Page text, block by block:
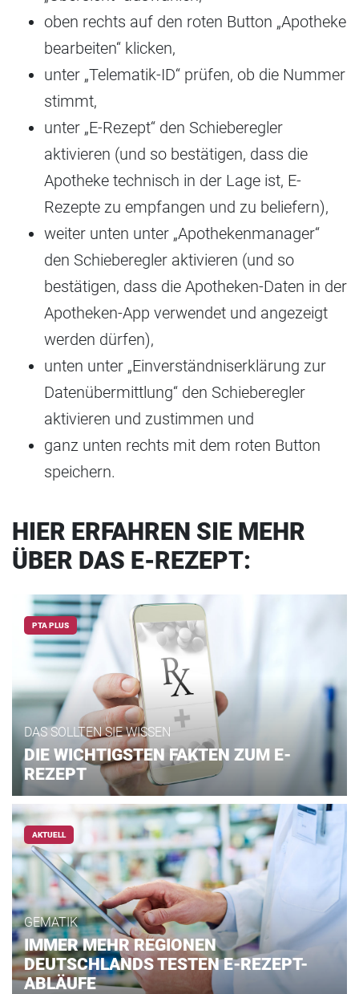
oben rechts auf den roten Button „Apotheke
bearbeiten“ klicken,
unter „Telematik-ID“ prüfen, ob die Nummer
stimmt,
unter „E-Rezept“ den Schieberegler
aktivieren (und so bestätigen, dass die
Apotheke technisch in der Lage ist, E-
Rezepte zu empfangen und zu beliefern),
weiter unten unter „Apothekenmanager“
den Schieberegler aktivieren (und so
bestätigen, dass die Apotheken-Daten in der
Apotheken-App verwendet und angezeigt
werden dürfen),
unten unter „Einverständniserklärung zur
Datenübermittlung“ den Schieberegler
aktivieren und zustimmen und
ganz unten rechts mit dem roten Button
speichern.
HIER ERFAHREN SIE MEHR
ÜBER DAS E-REZEPT:
PTA PLUS
DAS SOLLTEN SIE WISSEN
DIE WICHTIGSTEN FAKTEN ZUM E-
REZEPT
AKTUELL
GEMATIK
IMMER MEHR REGIONEN
DEUTSCHLANDS TESTEN E-REZEPT-
ABLÄUFE